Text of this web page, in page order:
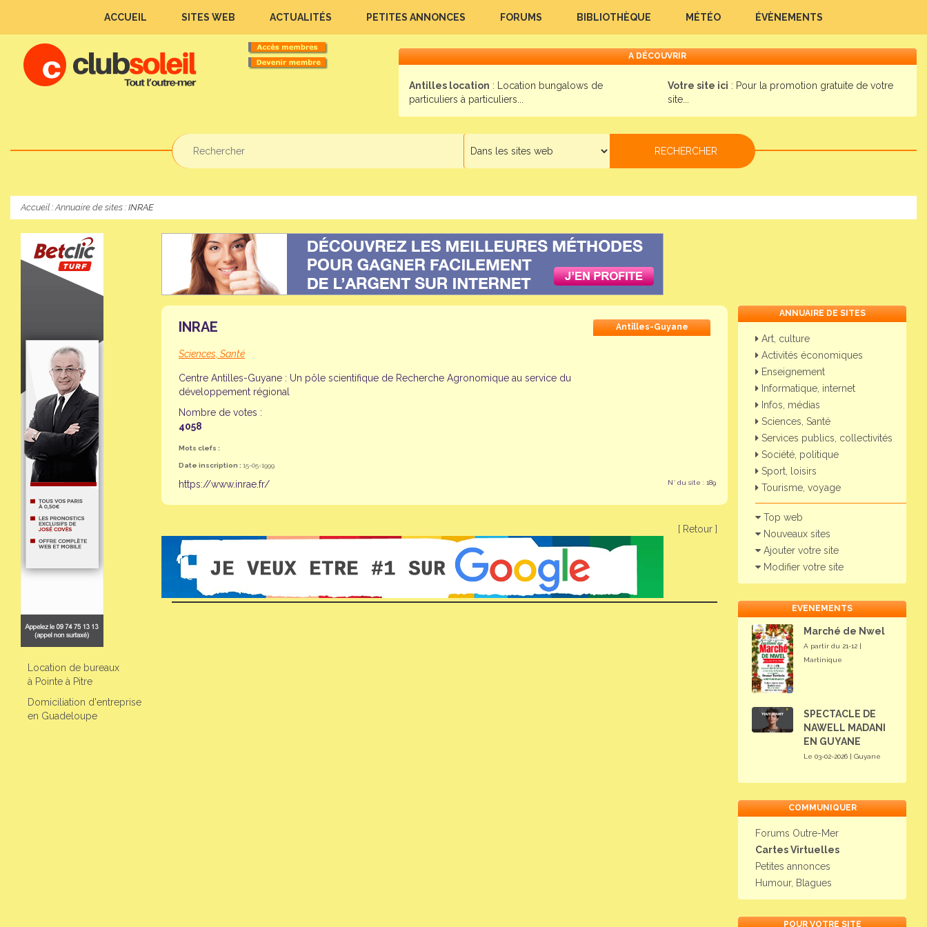
ACCUEIL SITES WEB ACTUALITÉS PETITES ANNONCES FORUMS BIBLIOTHÈQUE MÉTÉO ÉVÈNEMENTS
A DÉCOUVRIR
Antilles location : Location bungalows de
particuliers à particuliers...
Votre site ici : Pour la promotion gratuite de votre
site...
Accueil :Annuaire de sites : INRAE
Location de bureaux
à Pointe à Pitre
Domiciliation d'entreprise
en Guadeloupe
INRAE
Sciences, Santé
Centre Antilles-Guyane : Un pôle scientifique de Recherche Agronomique au service du
développement régional
Nombre de votes :
4058
Mots clefs :
Antilles-Guyane
Date inscription : 15-05-1999
N° du site : 189
https://www.inrae.fr/
[ Retour ]
ANNUAIRE DE SITES
Art, culture
Activités économiques
Enseignement
Informatique, internet
Infos, médias
Sciences, Santé
Services publics, collectivités
Société, politique
Sport, loisirs
Tourisme, voyage
Top web
Nouveaux sites
Ajouter votre site
Modifier votre site
EVENEMENTS
Marché de Nwel
A partir du 21-12 |
Martinique
SPECTACLE DE
NAWELL MADANI
EN GUYANE
Le 03-02-2026 | Guyane
COMMUNIQUER
Forums Outre-Mer
Cartes Virtuelles
Petites annonces
Humour, Blagues
POUR VOTRE SITE